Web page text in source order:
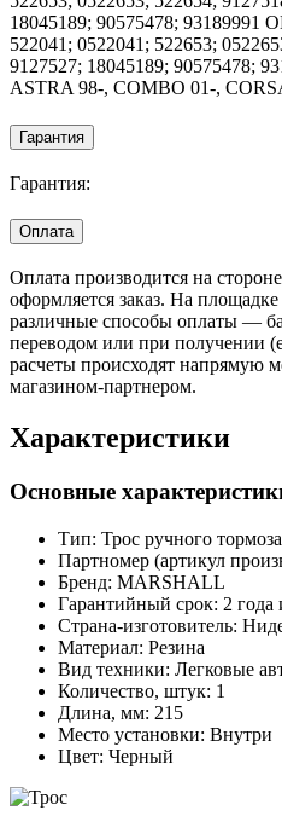
18045189; 90575478; 93189991
522041; 0522041; 522653;
9127527; 18045189; 90575478;
ASTRA 98-, COMBO 01-,
Гарантия
Гарантия:
Оплата
Оплата производится на
оформляется заказ. На
различные способы оплаты —
переводом или при получении
расчеты происходят напрямую
магазином-партнером.
Характеристики
Основные
Тип: Трос ручного тормоза
Партномер (артикул
Бренд: MARSHALL
Гарантийный срок: 2
Страна-изготовитель:
Материал: Резина
Вид техники: Легковые
Количество, штук: 1
Длина, мм: 215
Место установки: Внутри
Цвет: Черный